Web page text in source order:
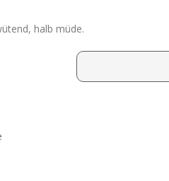
halb müde.